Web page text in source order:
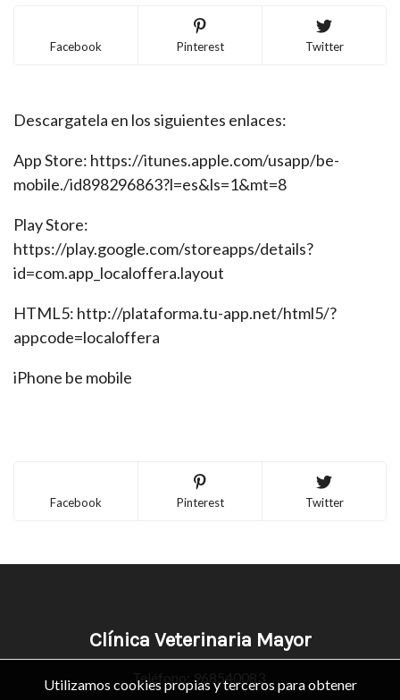
Facebook Pinterest Twitter
Descargatela en los siguientes enlaces:
App Store: https://itunes.apple.com/usapp/be-
mobile./id898296863?l=es&ls=1&mt=8
Play Store:
https://play.google.com/storeapps/details?
id=com.app_localoffera.layout
HTML5: http://plataforma.tu-app.net/html5/?
appcode=localoffera
iPhone be mobile
Facebook Pinterest Twitter
Clínica Veterinaria Mayor
Teléfono: 968540083
Utilizamos cookies propias y terceros para obtener